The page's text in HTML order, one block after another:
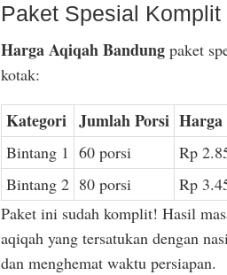
Paket Spesial
Harga Aqiqah Bandungpaket
kotak:
Kategori Jumlah Porsi Harga
Bintang 1 60 porsi Rp
Bintang 2 80 porsi Rp
Paket ini sudah komplit! Hasil
aqiqah yang tersatukan dengan
dan menghemat waktu persiapan.